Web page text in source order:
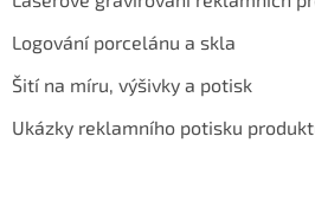
Logování porcelánu a skla
Šití na míru, výšivky a potisk
Ukázky reklamního potisku